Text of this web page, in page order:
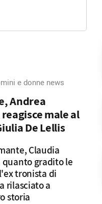
e donne news
Andrea
male al
De Lellis
Claudia
quanto gradito le
tronista di
rilasciato a
storia